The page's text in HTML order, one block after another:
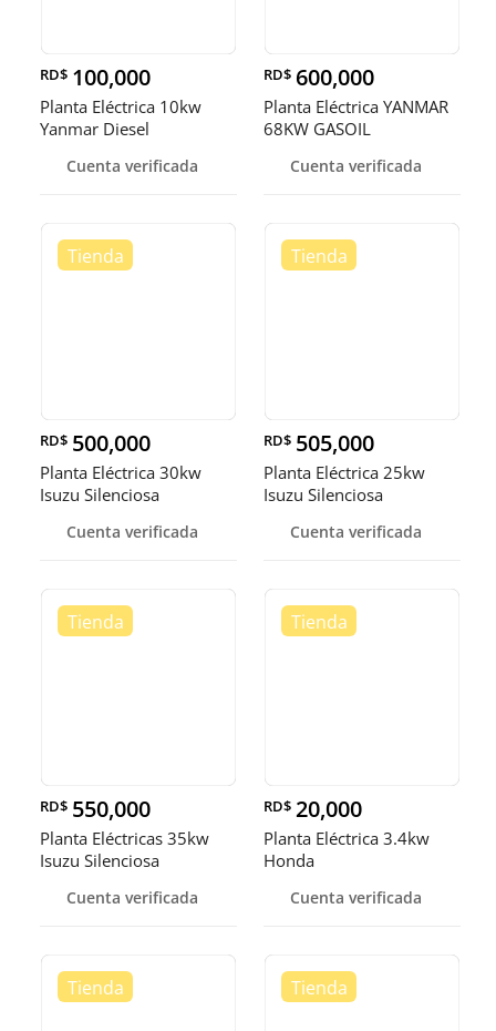
RD$ 100,000
Planta Eléctrica 10kw
Yanmar Diesel
Cuenta verificada
RD$ 600,000
Planta Eléctrica YANMAR
68KW GASOIL
Cuenta verificada
RD$ 500,000
Planta Eléctrica 30kw
Isuzu Silenciosa
Cuenta verificada
RD$ 505,000
Planta Eléctrica 25kw
Isuzu Silenciosa
Cuenta verificada
RD$ 550,000
Planta Eléctricas 35kw
Isuzu Silenciosa
Cuenta verificada
RD$ 20,000
Planta Eléctrica 3.4kw
Honda
Cuenta verificada